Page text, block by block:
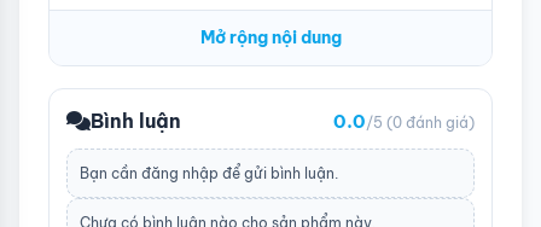
16:09
Màu màn hình
Thời gian phản hồi 4ms
Tiêu thụ năng lượng 20 W
Mở rộng nội dung
Bình luận 0.0/5 (0 đánh giá)
Bạn cần đăng nhập để gửi bình luận.
Chưa có bình luận nào cho sản phẩm này.